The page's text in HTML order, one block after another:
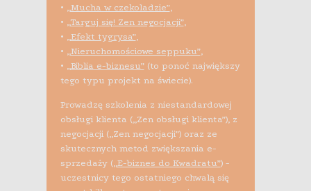
• „Mucha w czekoladzie”,
• „Targuj się! Zen negocjacji”,
• „Efekt tygrysa”,
• „Nieruchomościowe seppuku”,
• „Biblia e-biznesu”(to ponoć największy
tego typu projekt na świecie).
Prowadzę szkolenia z niestandardowej
obsługi klienta („Zen obsługi klienta”), z
negocjacji („Zen negocjacji”) oraz ze
skutecznych metod zwiększania e-
sprzedaży („E-biznes do Kwadratu”) -
uczestnicy tego ostatniego chwalą się